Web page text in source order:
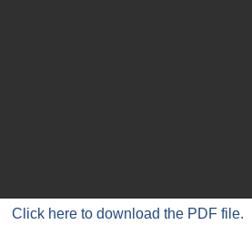
Click here to download the PDF file.